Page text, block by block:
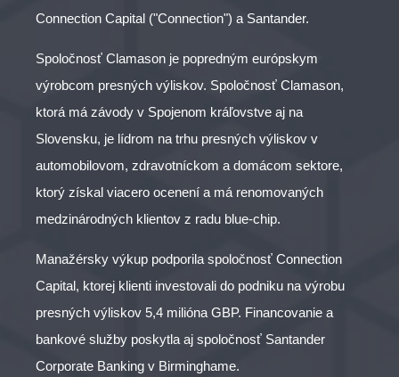
Connection Capital ("Connection") a Santander.
Spoločnosť Clamason je popredným európskym
výrobcom presných výliskov. Spoločnosť Clamason,
ktorá má závody v Spojenom kráľovstve aj na
Slovensku, je lídrom na trhu presných výliskov v
automobilovom, zdravotníckom a domácom sektore,
ktorý získal viacero ocenení a má renomovaných
medzinárodných klientov z radu blue-chip.
Manažérsky výkup podporila spoločnosť Connection
Capital, ktorej klienti investovali do podniku na výrobu
presných výliskov 5,4 milióna GBP. Financovanie a
bankové služby poskytla aj spoločnosť Santander
Corporate Banking v Birminghame.